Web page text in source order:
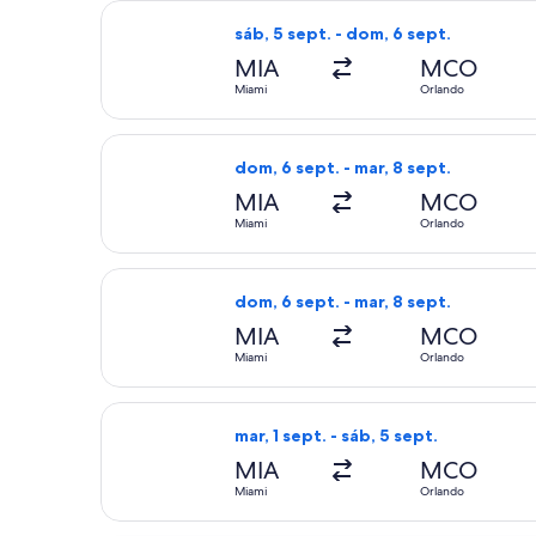
sáb, 5 sept. - dom, 6 sept.
MIA
Miami
MCO
Orlando
Seleccionar vuelo de Southwest
dom, 6 sept. - mar, 8 sept.
MIA
Miami
MCO
Orlando
Seleccionar vuelo de American
dom, 6 sept. - mar, 8 sept.
MIA
Miami
MCO
Orlando
Seleccionar vuelo de American
mar, 1 sept. - sáb, 5 sept.
MIA
Miami
MCO
Orlando
Seleccionar vuelo de Frontier